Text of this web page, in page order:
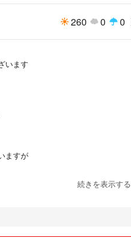
260 0 0
います
ますが
続きを表示する